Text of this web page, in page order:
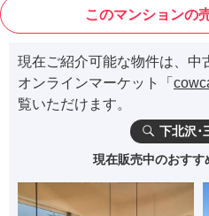
このマンションの
現在ご紹介可能な物件は、中
オンラインマーケット「
覧いただけます。
下北沢･
現在販売中のおすす